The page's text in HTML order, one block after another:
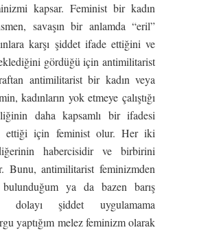
kapsar. Feminist bir kadın
savaşın bir anlamda “eril”
karşı şiddet ifade ettiğini ve
gördüğü için antimilitarist
antimilitarist bir kadın veya
kadınların yok etmeye çalıştığı
daha kapsamlı bir ifadesi
ettiği için feminist olur. Her iki
habercisidir ve birbirini
Bunu, antimilitarist feminizmden
ya da bazen barış
dolayı şiddet uygulamama
yaptığım melez feminizm olarak